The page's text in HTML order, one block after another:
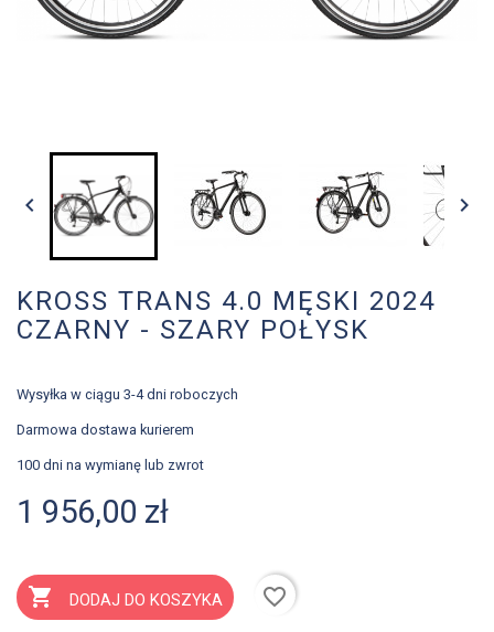
 
KROSS TRANS 4.0 MĘSKI 2024
CZARNY - SZARY POŁYSK
Wysyłka w ciągu 3-4 dni roboczych
Darmowa dostawa kurierem
100 dni na wymianę lub zwrot
1 956,00 zł
 DODAJ DO KOSZYKA
favorite_border